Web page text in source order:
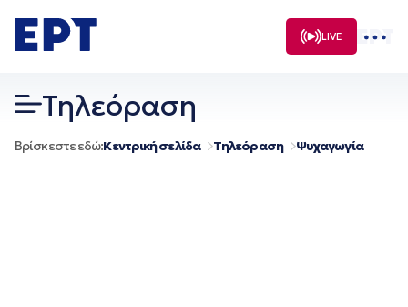
σε
περιεχόμενο
LIVE
Τηλεόραση
Βρίσκεστε εδώ:Κεντρική σελίδα Τηλεόραση Ψυχαγωγία